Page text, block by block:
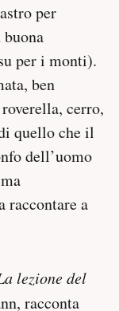
per
per i monti).
ben
cerro,
quello che il
dell’uomo
raccontare a
lezione del
racconta